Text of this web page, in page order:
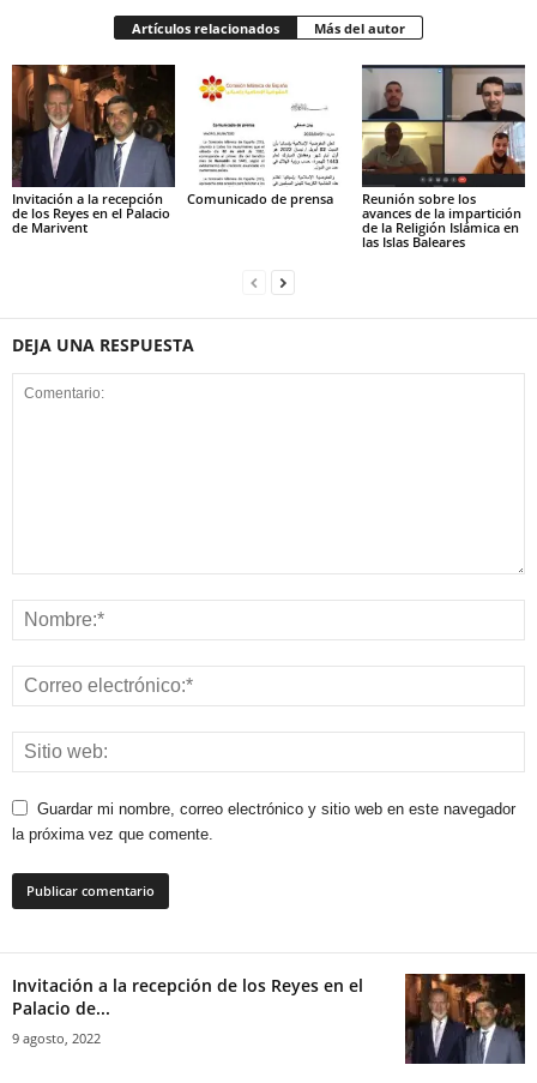
Artículos relacionados Más del autor
Invitación a la recepción
de los Reyes en el Palacio
de Marivent
Comunicado de prensa
Reunión sobre los
avances de la impartición
de la Religión Islámica en
las Islas Baleares
DEJA UNA RESPUESTA
Guardar mi nombre, correo electrónico y sitio web en este navegador
la próxima vez que comente.
Invitación a la recepción de los Reyes en el
Palacio de...
9 agosto, 2022